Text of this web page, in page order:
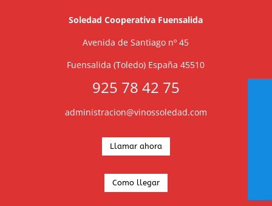
Soledad Cooperativa Fuensalida
Avenida de Santiago nº 45
Fuensalida (Toledo) España 45510
925 78 42 75
administracion@vinossoledad.com
Llamar ahora
Como llegar